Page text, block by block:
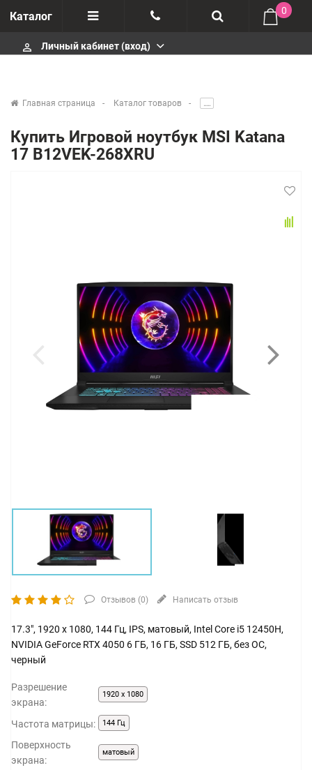
Каталог
Отзывы
Гарантия
+375447430404
infobelm.by@yandex.ru
0
perm_identity Личный кабинет (вход)
Главная страница Каталог товаров .....
Купить Игровой ноутбук MSI Katana
17 B12VEK-268XRU
Отзывов (0) Написать отзыв
17.3", 1920 x 1080, 144 Гц, IPS, матовый, Intel Core i5 12450H,
NVIDIA GeForce RTX 4050 6 ГБ, 16 ГБ, SSD 512 ГБ, без ОС,
черный
Разрешение
экрана:
1920 x 1080
Частота матрицы: 144 Гц
Поверхность
экрана:
матовый